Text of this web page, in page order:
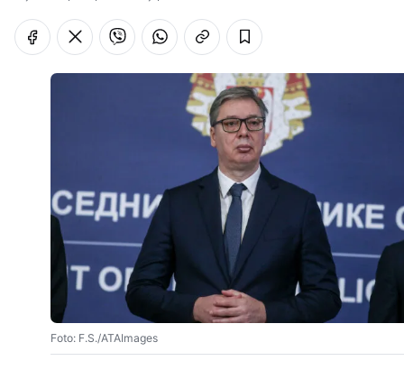
Foto: F.S./ATAImages